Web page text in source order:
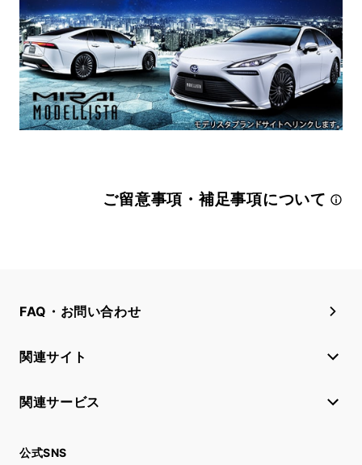
ご留意事項・補足事項について
FAQ・お問い合わせ
関連サイト
関連サービス
公式SNS